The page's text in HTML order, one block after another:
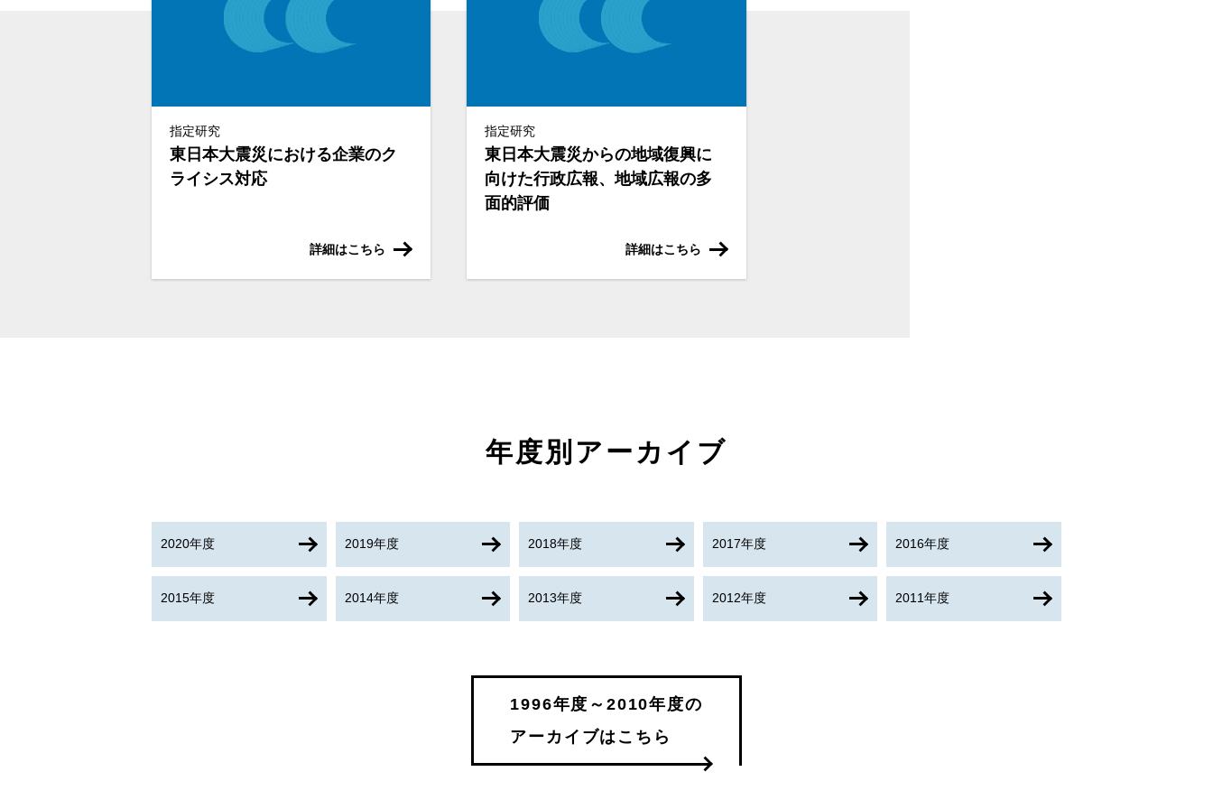
指定研究
東日本大震災における企業のク
ライシス対応
詳細はこちら
指定研究
東日本大震災からの地域復興に
向けた行政広報、地域広報の多
面的評価
詳細はこちら
年度別アーカイブ
2020年度 2019年度 2018年度 2017年度 2016年度
2015年度 2014年度 2013年度 2012年度 2011年度
1996年度～2010年度の
アーカイブはこちら